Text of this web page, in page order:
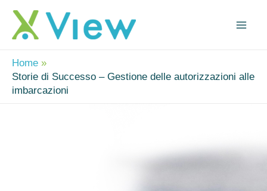
Vai
contenuto
Home
Storie di Successo – Gestione delle autorizzazioni alle
imbarcazioni